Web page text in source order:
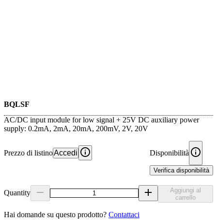
BQLSF
AC/DC input module for low signal + 25V DC auxiliary power
supply: 0.2mA, 2mA, 20mA, 200mV, 2V, 20V
Prezzo di listinoAccedi Disponibilità
Verifica disponibilità
Quantity
Aggiungi al
carrello
Hai domande su questo prodotto? Contattaci